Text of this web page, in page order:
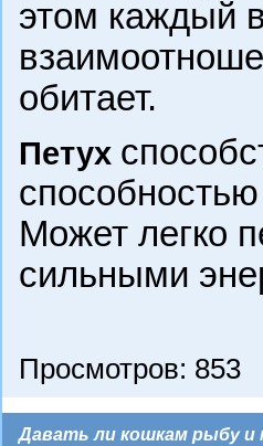
этом каждый
обитает.
Петух
Может легко
сильными
Просмотров: 853
Давать ли кошкам рыбу и